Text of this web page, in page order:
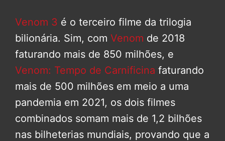
Venom 3 é o terceiro filme da trilogia
bilionária. Sim, com Venom de 2018
faturando mais de 850 milhões, e
Venom: Tempo de Carnificina faturando
mais de 500 milhões em meio a uma
pandemia em 2021, os dois filmes
combinados somam mais de 1,2 bilhões
nas bilheterias mundiais, provando que a